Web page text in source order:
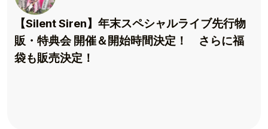
TOP
【Silent Siren】年末スペシャルライブ先行物
販・特典会 開催＆開始時間決定！ さらに福
袋も販売決定！